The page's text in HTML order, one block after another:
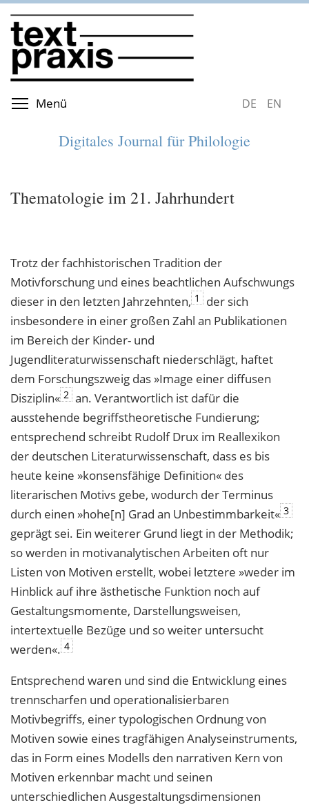
Direkt
zum
Inhalt
Menü Menüsichtbarkeit umschaltenDEUTSCH
Digitales Journal für Philologie
Thematologie im 21. Jahrhundert
Trotz der fachhistorischen Tradition der
Motivforschung und eines beachtlichen Aufschwungs
dieser in den letzten Jahrzehnten, 1
der sich
insbesondere in einer großen Zahl an Publikationen
im Bereich der Kinder- und
Jugendliteraturwissenschaft niederschlägt, haftet
dem Forschungszweig das »Image einer diffusen
Disziplin« 2 an. Verantwortlich ist dafür die
ausstehende begriffstheoretische Fundierung;
entsprechend schreibt Rudolf Drux im Reallexikon
der deutschen Literaturwissenschaft, dass es bis
heute keine »konsensfähige Definition« des
literarischen Motivs gebe, wodurch der Terminus
durch einen »hohe[n] Grad an Unbestimmbarkeit« 3
geprägt sei. Ein weiterer Grund liegt in der Methodik;
so werden in motivanalytischen Arbeiten oft nur
Listen von Motiven erstellt, wobei letztere »weder im
Hinblick auf ihre ästhetische Funktion noch auf
Gestaltungsmomente, Darstellungsweisen,
intertextuelle Bezüge und so weiter untersucht
werden«. 4
Entsprechend waren und sind die Entwicklung eines
trennscharfen und operationalisierbaren
Motivbegriffs, einer typologischen Ordnung von
Motiven sowie eines tragfähigen Analyseinstruments,
das in Form eines Modells den narrativen Kern von
Motiven erkennbar macht und seinen
unterschiedlichen Ausgestaltungsdimensionen